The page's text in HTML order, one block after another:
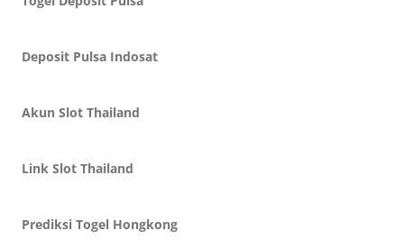
Deposit Pulsa Indosat
Akun Slot Thailand
Link Slot Thailand
Prediksi Togel Hongkong